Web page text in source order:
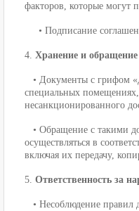
факторов, которые могут
• Подписание
4. Хранение и
• Документы с грифом
специальных
несанкционированного
• Обращение с такими
осуществляться в
включая их передачу,
5. Ответственность за
• Несоблюдение правил